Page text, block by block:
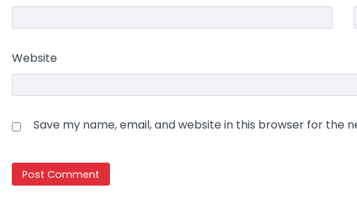
Website
Save my name, email, and website in this browser for the